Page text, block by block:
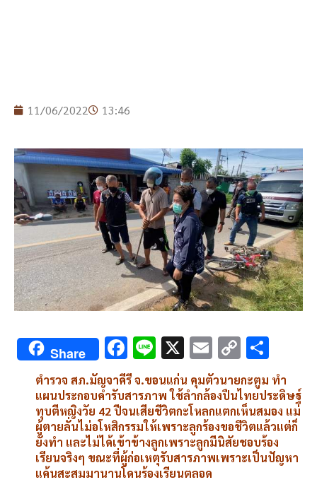
11/06/2022 13:46
Share F
ac
e
b
o
o
k
Li
n
e
X E
m
ai
l
C
o
py
Li
n
k
h
ar
e
ตำรวจ สภ.มัญจาคีรี จ.ขอนแก่น คุมตัวนายกะตูม ทำ
แผนประกอบคำรับสารภาพ ใช้ลำกล้องปืนไทยประดิษฐ์
ทุบตีหญิงวัย 42 ปีจนเสียชีวิตกะโหลกแตกเห็นสมอง แม่
ผู้ตายลั่นไม่อโหสิกรรมให้เพราะลูกร้องขอชีวิตแล้วแต่ก็
ยังทำ และไม่ได้เข้าข้างลูกเพราะลูกมีนิสัยชอบร้อง
เรียนจริงๆ ขณะที่ผู้ก่อเหตุรับสารภาพเพราะเป็นปัญหา
แค้นสะสมมานานโดนร้องเรียนตลอด